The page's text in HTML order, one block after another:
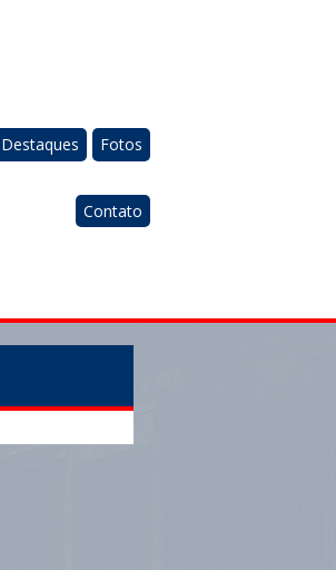
Destaques Fotos
Contato